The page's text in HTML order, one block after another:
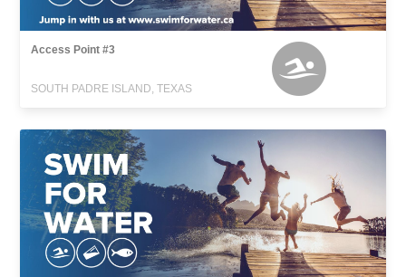
Access Point #3
SOUTH PADRE ISLAND, TEXAS